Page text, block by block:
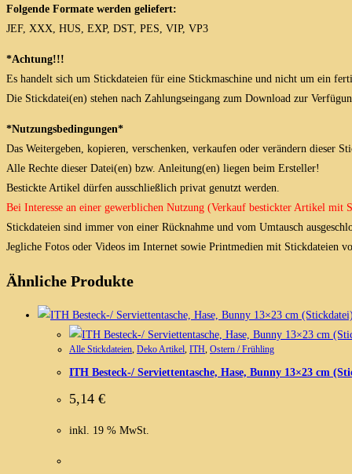
Folgende Formate werden geliefert:
JEF, XXX, HUS, EXP, DST, PES, VIP, VP3
*Achtung!!!
Es handelt sich um Stickdateien für eine Stickmaschine und nicht um ein
Die Stickdatei(en) stehen nach Zahlungseingang zum Download zur
*Nutzungsbedingungen*
Das Weitergeben, kopieren, verschenken, verkaufen oder verändern dieser
Alle Rechte dieser Datei(en) bzw. Anleitung(en) liegen beim Ersteller!
Bestickte Artikel dürfen ausschließlich privat genutzt werden.
Bei Interesse an einer gewerblichen Nutzung (Verkauf bestickter Artikel
Stickdateien sind immer von einer Rücknahme und vom Umtausch
Jegliche Fotos oder Videos im Internet sowie Printmedien mit Stickdateien
Ähnliche Produkte
Alle Stickdateien Deko Artikel ITH Ostern / Frühling
ITH Besteck-/ Serviettentasche, Hase, Bunny 13×23 cm
5,14 €
inkl. 19 % MwSt.